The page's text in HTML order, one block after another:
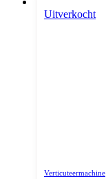
Uitverkocht
Verticuteermachine